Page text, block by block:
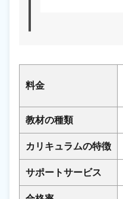
料金
教材の種類
カリキュラムの特徴
サポートサービス